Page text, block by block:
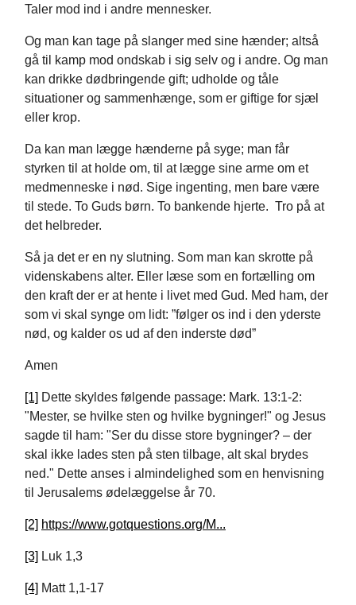
Taler mod ind i andre mennesker.
Og man kan tage på slanger med sine hænder; altså
gå til kamp mod ondskab i sig selv og i andre. Og man
kan drikke dødbringende gift; udholde og tåle
situationer og sammenhænge, som er giftige for sjæl
eller krop.
Da kan man lægge hænderne på syge; man får
styrken til at holde om, til at lægge sine arme om et
medmenneske i nød. Sige ingenting, men bare være
til stede. To Guds børn. To bankende hjerte. Tro på at
det helbreder.
Så ja det er en ny slutning. Som man kan skrotte på
videnskabens alter. Eller læse som en fortælling om
den kraft der er at hente i livet med Gud. Med ham, der
som vi skal synge om lidt: ”følger os ind i den yderste
nød, og kalder os ud af den inderste død”
Amen
[1] Dette skyldes følgende passage: Mark. 13:1-2:
"Mester, se hvilke sten og hvilke bygninger!" og Jesus
sagde til ham: "Ser du disse store bygninger? – der
skal ikke lades sten på sten tilbage, alt skal brydes
ned." Dette anses i almindelighed som en henvisning
til Jerusalems ødelæggelse år 70.
[2] https://www.gotquestions.org/M...
[3] Luk 1,3
[4] Matt 1,1-17